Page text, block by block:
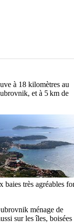
à 18 kilomètres au
, et à 5 km de
baies très agréables
ménage de
sur les îles, boisées